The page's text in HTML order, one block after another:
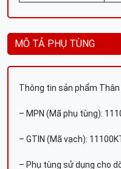
MÔ TẢ PHỤ TÙNG
Thông tin sản phẩm Thân
– MPN (Mã phụ tùng):
– GTIN (Mã vạch):
– Phụ tùng sử dụng cho